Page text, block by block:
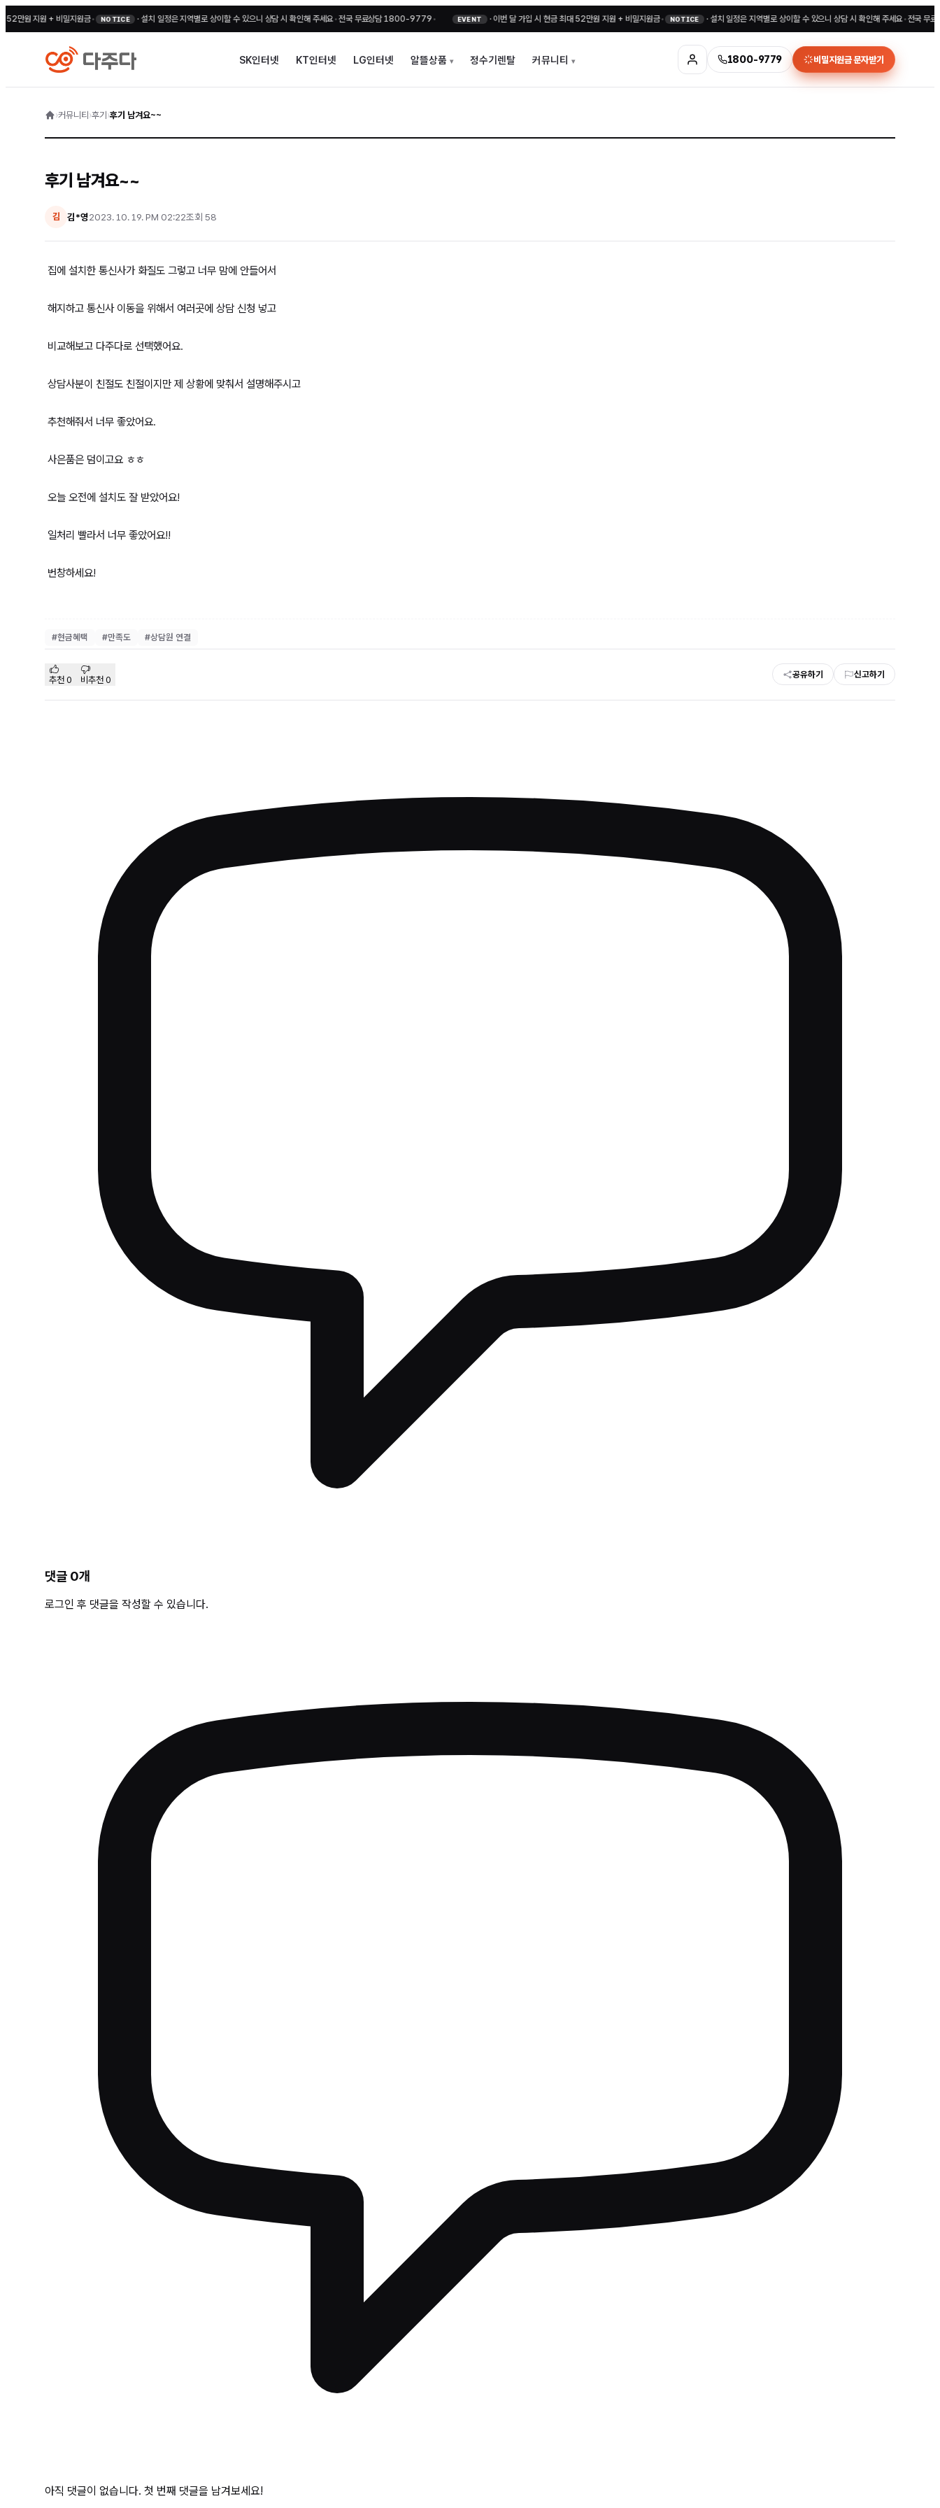
지원 + 비밀지원금• NOTICE ·설치 일정은 지역별로 상이할 수 있으니 상담 시 확인해 주세요• 전국 무료상담 1800-9779• EVENT ·이번 달 가입 시 현금 최대 52만원 지원 + 비밀지원금• NOTICE ·설치 일정은 지역별로 상이할 수 있으니 상담 시 확인해 주세요• 전국 무료상담
SK인터넷 KT인터넷 LG인터넷 알뜰상품 정수기렌탈 커뮤니티 1800-9779 비밀지원금 문자받기
›커뮤니티 ›후기 ›후기 남겨요~~
후기 남겨요~~
김 김*영2023. 10. 19. PM 02:22조회 58
집에 설치한 통신사가 화질도 그렇고 너무 맘에 안들어서
해지하고 통신사 이동을 위해서 여러곳에 상담 신청 넣고
비교해보고 다주다로 선택했어요.
상담사분이 친절도 친절이지만 제 상황에 맞춰서 설명해주시고
추천해줘서 너무 좋았어요.
사은품은 덤이고요 ㅎㅎ
오늘 오전에 설치도 잘 받았어요!
일처리 빨라서 너무 좋았어요!!
번창하세요!
#현금혜택 #만족도 #상담원 연결
추천 0 비추천 0 공유하기 신고하기
댓글 0개
로그인 후 댓글을 작성할 수 있습니다.
아직 댓글이 없습니다. 첫 번째 댓글을 남겨보세요!